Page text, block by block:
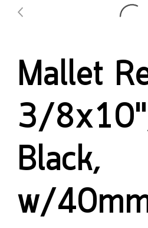
Mallet
3/
Black,
w/